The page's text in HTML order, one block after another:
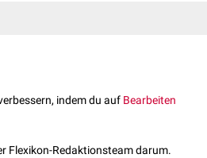
wird durch die "Konvergenz"
Afferenzen von der Muskulatur
ein
Neuron
.
indem du auf Bearbeiten
Flexikon-Redaktionsteam darum.